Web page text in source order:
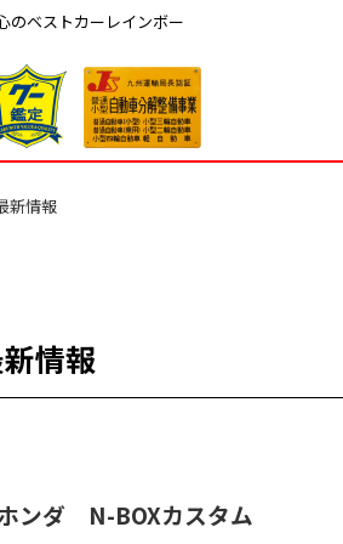
のベストカーレインボー
新情報
情報
ンダ N-BOXカスタム